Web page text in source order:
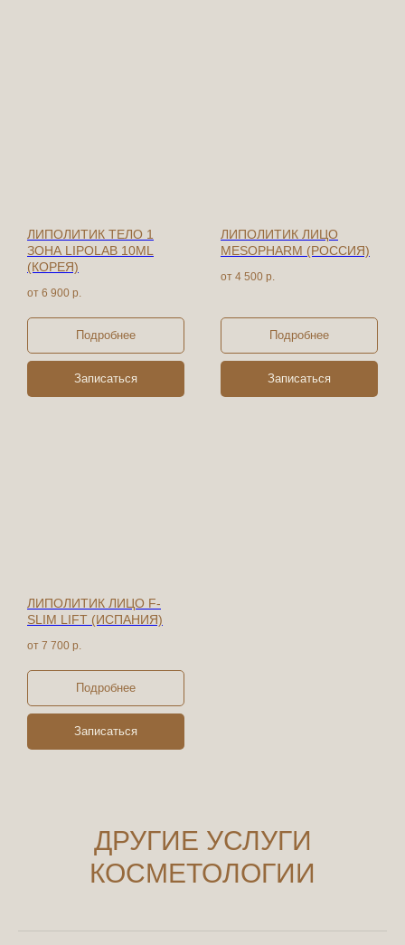
ЛИПОЛИТИК ТЕЛО 1
ЗОНА LIPOLAB 10ML
(КОРЕЯ)
от 6 900 р.
Подробнее
Записаться
ЛИПОЛИТИК ЛИЦО
MESOPHARM (РОССИЯ)
от 4 500 р.
Подробнее
Записаться
ЛИПОЛИТИК ЛИЦО F-
SLIM LIFT (ИСПАНИЯ)
от 7 700 р.
Подробнее
Записаться
ДРУГИЕ УСЛУГИ
КОСМЕТОЛОГИИ